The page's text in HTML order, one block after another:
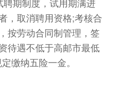
，取消聘用资格;考核合
按劳动合同制管理，签
待遇不低于高邮市最低
缴纳五险一金。